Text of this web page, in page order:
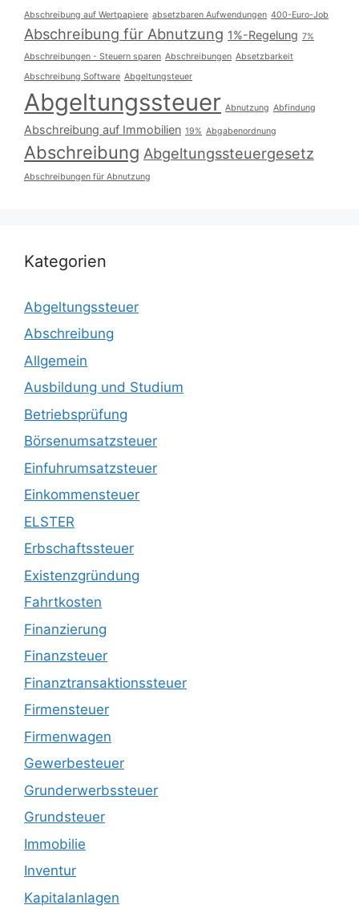
Abschreibung auf Wertpapiere absetzbaren Aufwendungen 400-Euro-Job
Abschreibung für Abnutzung 1%-Regelung 7%
Abschreibungen - Steuern sparen Abschreibungen Absetzbarkeit
Abschreibung Software Abgeltungsteuer
Abgeltungssteuer Abnutzung Abfindung
Abschreibung auf Immobilien 19% Abgabenordnung
Abschreibung Abgeltungssteuergesetz
Abschreibungen für Abnutzung
Kategorien
Abgeltungssteuer
Abschreibung
Allgemein
Ausbildung und Studium
Betriebsprüfung
Börsenumsatzsteuer
Einfuhrumsatzsteuer
Einkommensteuer
ELSTER
Erbschaftssteuer
Existenzgründung
Fahrtkosten
Finanzierung
Finanzsteuer
Finanztransaktionssteuer
Firmensteuer
Firmenwagen
Gewerbesteuer
Grunderwerbssteuer
Grundsteuer
Immobilie
Inventur
Kapitalanlagen